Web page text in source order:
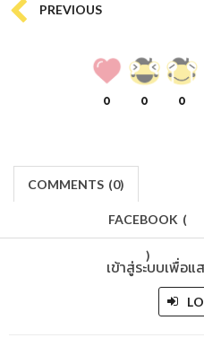
PREVIOUS
0 0 0
COMMENTS (0)
FACEBOOK (
)
เข้าสู่ระบบเพื่อ